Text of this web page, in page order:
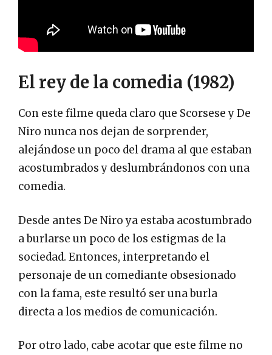
El rey de la comedia (1982)
Con este filme queda claro que Scorsese y De
Niro nunca nos dejan de sorprender,
alejándose un poco del drama al que estaban
acostumbrados y deslumbrándonos con una
comedia.
Desde antes De Niro ya estaba acostumbrado
a burlarse un poco de los estigmas de la
sociedad. Entonces, interpretando el
personaje de un comediante obsesionado
con la fama, este resultó ser una burla
directa a los medios de comunicación.
Por otro lado, cabe acotar que este filme no